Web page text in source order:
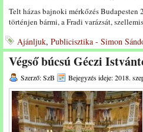
Telt házas bajnoki mérkőzés Budapesten
történjen bármi, a Fradi varázsát,
Ajánljuk, Publicisztika - Simon
Végső búcsú Géczi
Szerző: SzB Bejegyzés ideje: 2018.